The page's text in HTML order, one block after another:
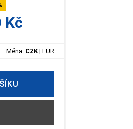
Kč
Měna: CZK| EUR